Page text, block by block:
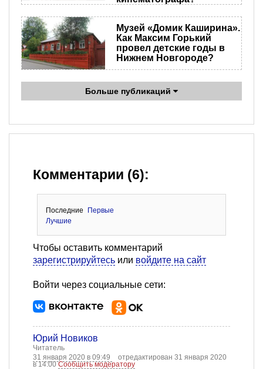
Музей «Домик Каширина».
Как Максим Горький
провел детские годы в
Нижнем Новгороде?
Больше публикаций
Комментарии (6):
Последние
Первые
Лучшие
Чтобы оставить комментарий
зарегистрируйтесь или войдите на сайт
Войти через социальные сети:
Юрий Новиков
Читатель
31 января 2020 в 09:49
отредактирован 31 января 2020
в 14:00Сообщить модератору